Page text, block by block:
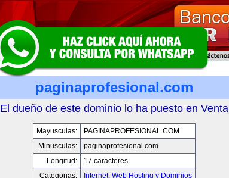
paginaprofesional.com
El dueño de este dominio lo ha puesto en Venta
Mayusculas:
PAGINAPROFESIONAL.COM
Minusculas:
paginaprofesional.com
Longitud:
17 caracteres
Categorias:
Internet, Web Hosting y Dominios